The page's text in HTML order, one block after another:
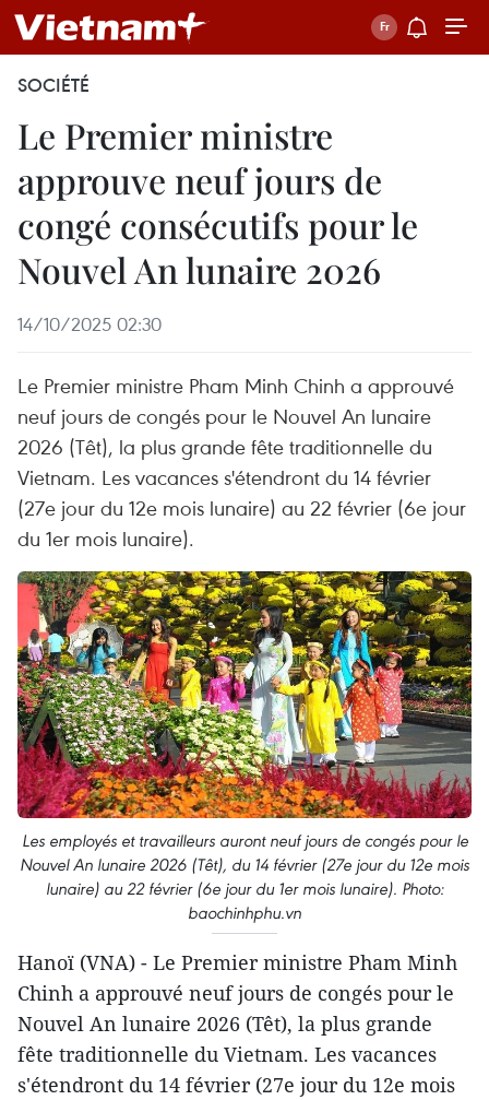
SOCIÉTÉ
Le Premier ministre
approuve neuf jours de
congé consécutifs pour le
Nouvel An lunaire 2026
14/10/2025 02:30
Le Premier ministre Pham Minh Chinh a approuvé
neuf jours de congés pour le Nouvel An lunaire
2026 (Têt), la plus grande fête traditionnelle du
Vietnam. Les vacances s'étendront du 14 février
(27e jour du 12e mois lunaire) au 22 février (6e jour
du 1er mois lunaire).
Les employés et travailleurs auront neuf jours de congés pour le
Nouvel An lunaire 2026 (Têt), du 14 février (27e jour du 12e mois
lunaire) au 22 février (6e jour du 1er mois lunaire). Photo:
baochinhphu.vn
Hanoï (VNA) - Le Premier ministre Pham Minh
Chinh a approuvé neuf jours de congés pour le
Nouvel An lunaire 2026 (Têt), la plus grande
fête traditionnelle du Vietnam. Les vacances
s'étendront du 14 février (27e jour du 12e mois